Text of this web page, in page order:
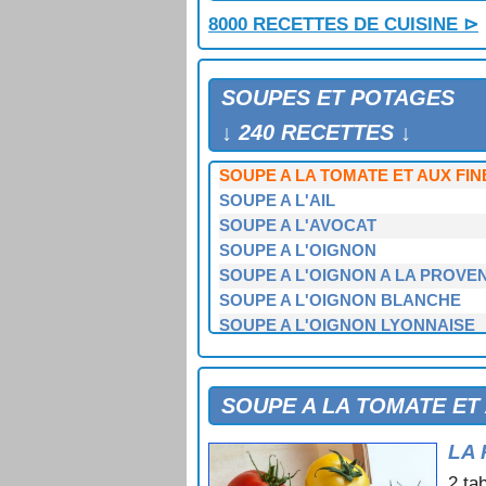
8000 RECETTES DE CUISINE ⊳
SOUPES ET POTAGES
↓ 240 RECETTES ↓
SOUPE A LA CHOUCROUTE
SOUPE A LA FLAMANDE
SOUPE A LA LOTTE
SOUPE A LA MENTHE
SOUPE A LA TOMATE
SOUPE A LA TOMATE ET AUX
SOUPE A LA TOMATE ET AUX
SOUPE A L'AIL
SOUPE A L'AVOCAT
SOUPE A L'OIGNON
SOUPE A L'OIGNON A LA
SOUPE A L'OIGNON BLANCHE
SOUPE A L'OIGNON LYONNAISE
SOUPE A L'OS
SOUPE A L'OSEILLE ET AUX
SOUPE ARABE
SOUPE AU CHOU
SOUPE A LA TOMATE
LA